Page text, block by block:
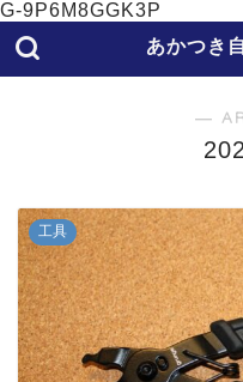
G-9P6M8GGK3P
あかつき
―
工具